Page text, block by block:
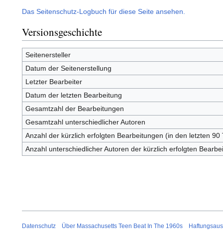
Das Seitenschutz-Logbuch für diese Seite ansehen.
Versionsgeschichte
Seitenersteller
Datum der Seitenerstellung
Letzter Bearbeiter
Datum der letzten Bearbeitung
Gesamtzahl der Bearbeitungen
Gesamtzahl unterschiedlicher Autoren
Anzahl der kürzlich erfolgten Bearbeitungen (in den letzten 90
Anzahl unterschiedlicher Autoren der kürzlich erfolgten
Datenschutz Über Massachusetts Teen Beat In The 1960s